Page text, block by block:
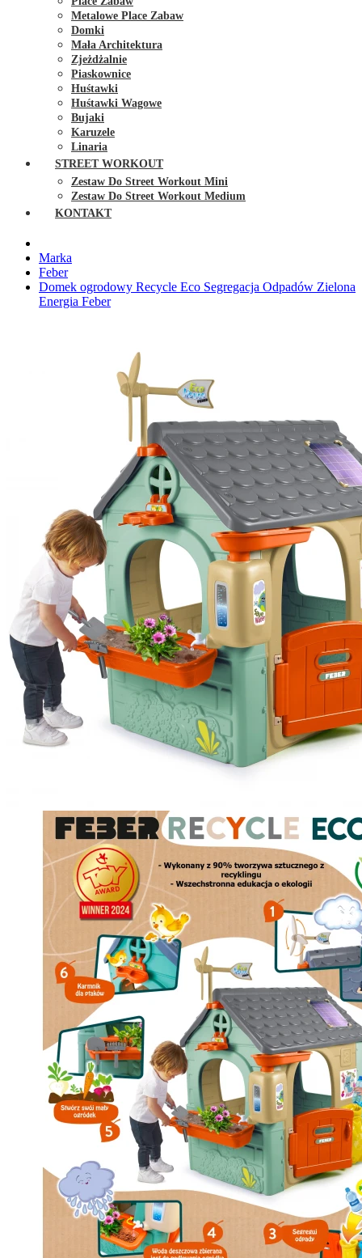
Metalowe Place Zabaw
Domki
Mała Architektura
Zjeżdżalnie
Piaskownice
Huśtawki
Huśtawki Wagowe
Bujaki
Karuzele
Linaria
STREET WORKOUT
Zestaw Do Street Workout Mini
Zestaw Do Street Workout Medium
KONTAKT
Marka
Feber
Domek ogrodowy Recycle Eco Segregacja Odpadów Zielona
Energia Feber